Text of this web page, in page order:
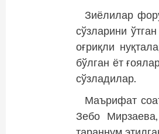
Зиёлилар
сўзларини
оғриқли
бўлган ёт
сўзладилар.
Маърифат
Зебо